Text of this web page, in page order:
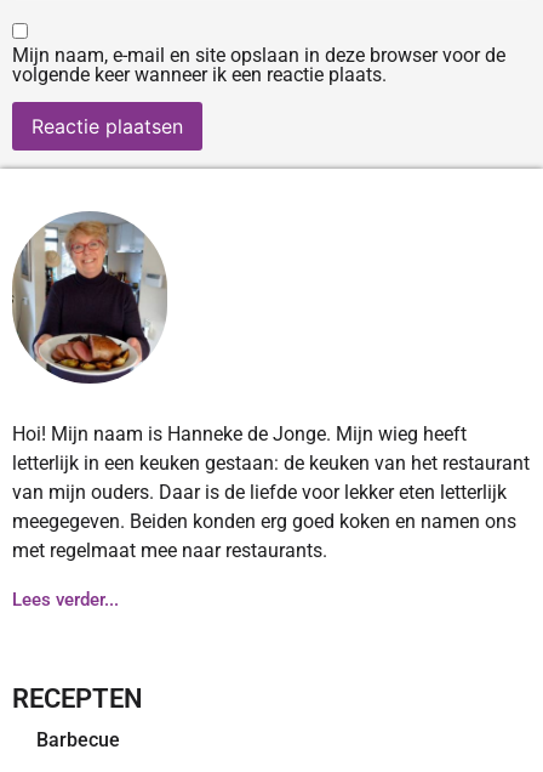
Mijn naam, e-mail en site opslaan in deze browser voor de
volgende keer wanneer ik een reactie plaats.
Hoi! Mijn naam is Hanneke de Jonge. Mijn wieg heeft
letterlijk in een keuken gestaan: de keuken van het restaurant
van mijn ouders. Daar is de liefde voor lekker eten letterlijk
meegegeven. Beiden konden erg goed koken en namen ons
met regelmaat mee naar restaurants.
Lees verder...
RECEPTEN
Barbecue